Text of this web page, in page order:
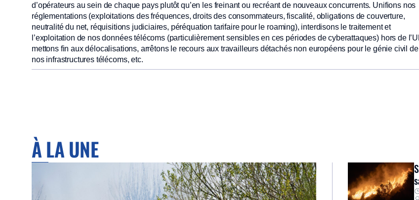
d’opérateurs au sein de chaque pays plutôt qu’en les freinant ou recréant de nouveaux concurrents. Unifions nos
réglementations (exploitations des fréquences, droits des consommateurs, fiscalité, obligations de couverture,
neutralité du net, réquisitions judiciaires, péréquation tarifaire pour le roaming), interdisons le traitement et
l’exploitation de nos données télécoms (particulièrement sensibles en ces périodes de cyberattaques) hors de
mettons fin aux délocalisations, arrêtons le recours aux travailleurs détachés non européens pour le génie civil de
nos infrastructures télécoms, etc.
À LA UNE